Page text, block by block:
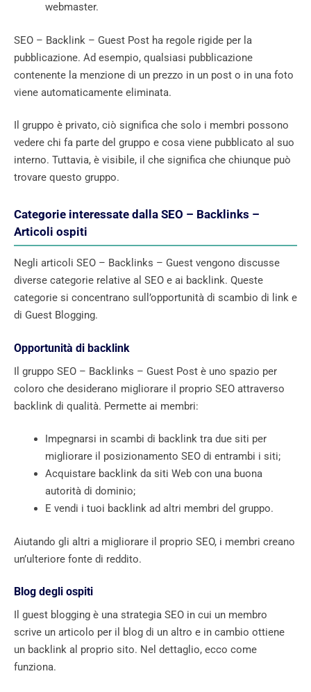
webmaster.
SEO – Backlink – Guest Post ha regole rigide per la
pubblicazione. Ad esempio, qualsiasi pubblicazione
contenente la menzione di un prezzo in un post o in una foto
viene automaticamente eliminata.
Il gruppo è privato, ciò significa che solo i membri possono
vedere chi fa parte del gruppo e cosa viene pubblicato al suo
interno. Tuttavia, è visibile, il che significa che chiunque può
trovare questo gruppo.
Categorie interessate dalla SEO – Backlinks –
Articoli ospiti
Negli articoli SEO – Backlinks – Guest vengono discusse
diverse categorie relative al SEO e ai backlink. Queste
categorie si concentrano sull’opportunità di scambio di link e
di Guest Blogging.
Opportunità di backlink
Il gruppo SEO – Backlinks – Guest Post è uno spazio per
coloro che desiderano migliorare il proprio SEO attraverso
backlink di qualità. Permette ai membri:
Impegnarsi in scambi di backlink tra due siti per
migliorare il posizionamento SEO di entrambi i siti;
Acquistare backlink da siti Web con una buona
autorità di dominio;
E vendi i tuoi backlink ad altri membri del gruppo.
Aiutando gli altri a migliorare il proprio SEO, i membri creano
un’ulteriore fonte di reddito.
Blog degli ospiti
Il guest blogging è una strategia SEO in cui un membro
scrive un articolo per il blog di un altro e in cambio ottiene
un backlink al proprio sito. Nel dettaglio, ecco come
funziona.